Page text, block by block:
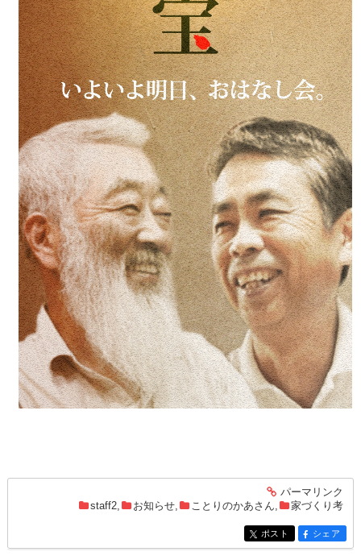
entry1493
パーマリンク
staff2
お知らせ ことりのかあさん 家づくり考
entry1493
ポスト entry1493
シェア